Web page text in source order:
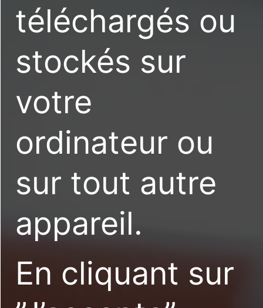
téléchargés ou
stockés sur
votre
ordinateur ou
sur tout autre
appareil.
En cliquant sur